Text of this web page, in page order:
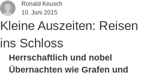
Kleine Auszeiten: Reisen
ins Schloss
Ronald Keusch
10. Juni 2015
Herrschaftlich und nobel
Übernachten wie Grafen und